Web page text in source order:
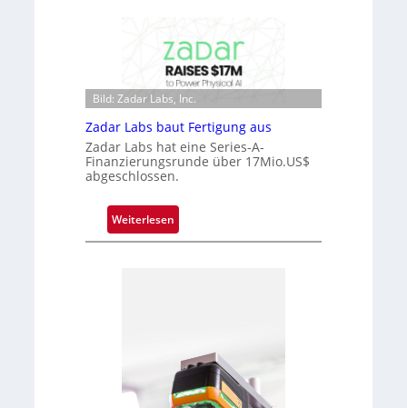
m
t
D
a
k
V
i
i
o
r
o
c
h
p
p
l
t
h
m
Bild: Zadar Labs, Inc.
Zadar Labs baut Fertigung aus
Zadar Labs hat eine Series-A-
Finanzierungsrunde über 17Mio.US$
abgeschlossen.
Weiterlesen
Z
b
s